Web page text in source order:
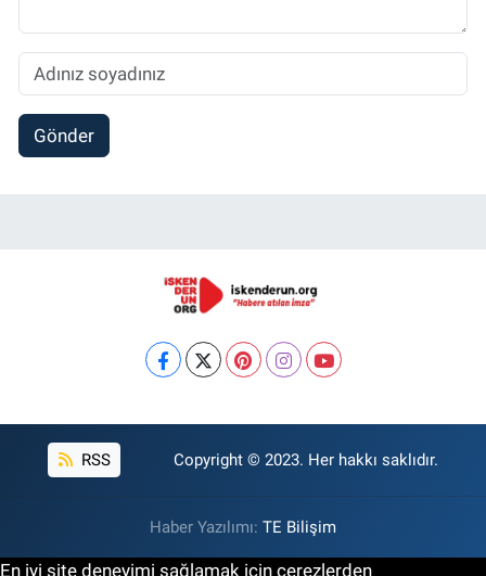
Gönder
RSS Copyright © 2023. Her hakkı saklıdır.
Haber Yazılımı: TE Bilişim
En iyi site deneyimi sağlamak için çerezlerden